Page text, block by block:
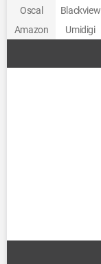
Blackview
Oscal
Umidigi
Amazon